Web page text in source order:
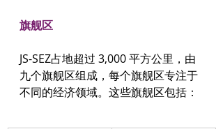
旗舰区
JS-SEZ占地超过 3,000 平方公里，由
九个旗舰区组成，每个旗舰区专注于
不同的经济领域。这些旗舰区包括：